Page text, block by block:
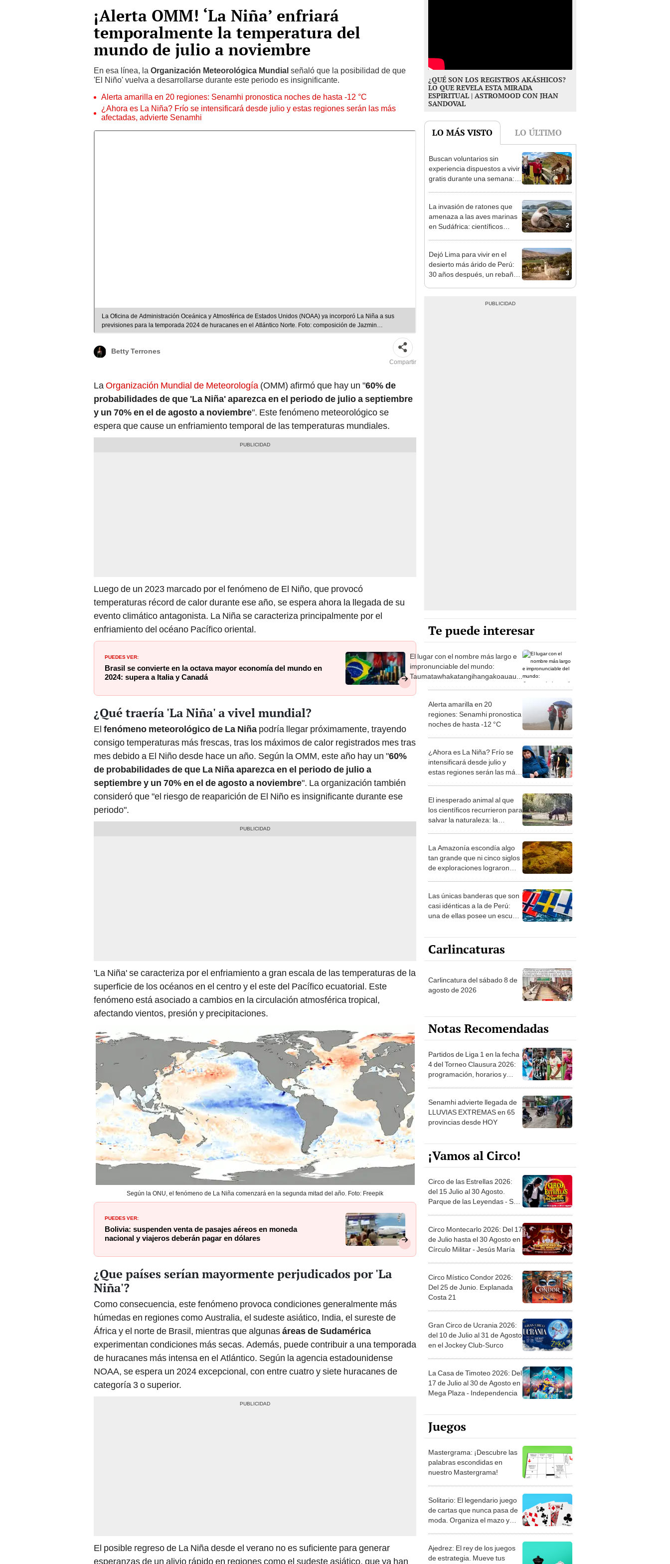
¡Alerta OMM! ‘La Niña’ enfriará
temporalmente la temperatura del
mundo de julio a noviembre
En esa línea, la Organización Meteorológica Mundial señaló que la posibilidad de que
'El Niño' vuelva a desarrollarse durante este periodo es insignificante.
Alerta amarilla en 20 regiones: Senamhi pronostica noches de hasta -12 °C
¿Ahora es La Niña? Frío se intensificará desde julio y estas regiones serán las más
afectadas, advierte Senamhi
La Oficina de Administración Oceánica y Atmosférica de Estados Unidos (NOAA) ya incorporó La Niña a sus
previsiones para la temporada 2024 de huracanes en el Atlántico Norte. Foto: composición de Jazmin
Ceras/LR/Freepik. Video: AFP
Betty Terrones
Compartir
La Organización Mundial de Meteorología (OMM) afirmó que hay un "60% de
probabilidades de que 'La Niña' aparezca en el periodo de julio a septiembre
y un 70% en el de agosto a noviembre". Este fenómeno meteorológico se
espera que cause un enfriamiento temporal de las temperaturas mundiales.
Luego de un 2023 marcado por el fenómeno de El Niño, que provocó
temperaturas récord de calor durante ese año, se espera ahora la llegada de su
evento climático antagonista. La Niña se caracteriza principalmente por el
enfriamiento del océano Pacífico oriental.
PUEDES VER:
Brasil se convierte en la octava mayor economía del mundo en
2024: supera a Italia y Canadá
¿Qué traería 'La Niña' a vivel mundial?
El fenómeno meteorológico de La Niña podría llegar próximamente, trayendo
consigo temperaturas más frescas, tras los máximos de calor registrados mes tras
mes debido a El Niño desde hace un año. Según la OMM, este año hay un "60%
de probabilidades de que La Niña aparezca en el periodo de julio a
septiembre y un 70% en el de agosto a noviembre". La organización también
consideró que "el riesgo de reaparición de El Niño es insignificante durante ese
periodo".
'La Niña' se caracteriza por el enfriamiento a gran escala de las temperaturas de la
superficie de los océanos en el centro y el este del Pacífico ecuatorial. Este
fenómeno está asociado a cambios en la circulación atmosférica tropical,
afectando vientos, presión y precipitaciones.
Según la ONU, el fenómeno de La Niña comenzará en la segunda mitad del año. Foto: Freepik
PUEDES VER:
Bolivia: suspenden venta de pasajes aéreos en moneda
nacional y viajeros deberán pagar en dólares
¿Que países serían mayormente perjudicados por 'La
Niña'?
Como consecuencia, este fenómeno provoca condiciones generalmente más
húmedas en regiones como Australia, el sudeste asiático, India, el sureste de
África y el norte de Brasil, mientras que algunasáreas de Sudamérica
experimentan condiciones más secas. Además, puede contribuir a una temporada
de huracanes más intensa en el Atlántico. Según la agencia estadounidense
NOAA, se espera un 2024 excepcional, con entre cuatro y siete huracanes de
categoría 3 o superior.
El posible regreso de La Niña desde el verano no es suficiente para generar
esperanzas de un alivio rápido en regiones como el sudeste asiático, que ya han
¿QUÉ SON LOS REGISTROS AKÁSHICOS?
LO QUE REVELA ESTA MIRADA
ESPIRITUAL | ASTROMOOD CON JHAN
SANDOVAL
LO MÁS VISTO LO ÚLTIMO
1
Buscan voluntarios sin
experiencia dispuestos a vivir
gratis durante una semana:
un refugio por 2 horas
2
La invasión de ratones que
amenaza a las aves marinas
en Sudáfrica: científicos
3
Dejó Lima para vivir en el
desierto más árido de Perú:
30 años después, un rebaño
Te puede interesar
El lugar con el nombre más largo e
impronunciable del mundo:
Taumatawhakatangihangakoauau...
Alerta amarilla en 20
regiones: Senamhi pronostica
noches de hasta -12 °C
¿Ahora es La Niña? Frío se
intensificará desde julio y
estas regiones serán las más
El inesperado animal al que
los científicos recurrieron para
salvar la naturaleza: la
desierto en un paisaje con
más vida
La Amazonía escondía algo
tan grande que ni cinco siglos
de exploraciones lograron
sabía sobre su pasado
Las únicas banderas que son
casi idénticas a la de Perú:
una de ellas posee un escudo
Carlincaturas
Carlincatura del sábado 8 de
agosto de 2026
Notas Recomendadas
Partidos de Liga 1 en la fecha
4 del Torneo Clausura 2026:
programación, horarios y
Senamhi advierte llegada de
LLUVIAS EXTREMAS en 65
provincias desde HOY
¡Vamos al Circo!
Circo de las Estrellas 2026:
del 15 Julio al 30 Agosto.
Parque de las Leyendas - San
Circo Montecarlo 2026: Del 17
de Julio hasta el 30 Agosto en
Círculo Militar - Jesús María
Circo Místico Condor 2026:
Del 25 de Junio. Explanada
Costa 21
Gran Circo de Ucrania 2026:
del 10 de Julio al 31 de Agosto
en el Jockey Club-Surco
La Casa de Timoteo 2026: Del
17 de Julio al 30 de Agosto en
Mega Plaza - Independencia
Juegos
Mastergrama: ¡Descubre las
palabras escondidas en
nuestro Mastergrama!
Solitario: El legendario juego
de cartas que nunca pasa de
moda. Organiza el mazo y
Ajedrez: El rey de los juegos
de estrategia. Mueve tus